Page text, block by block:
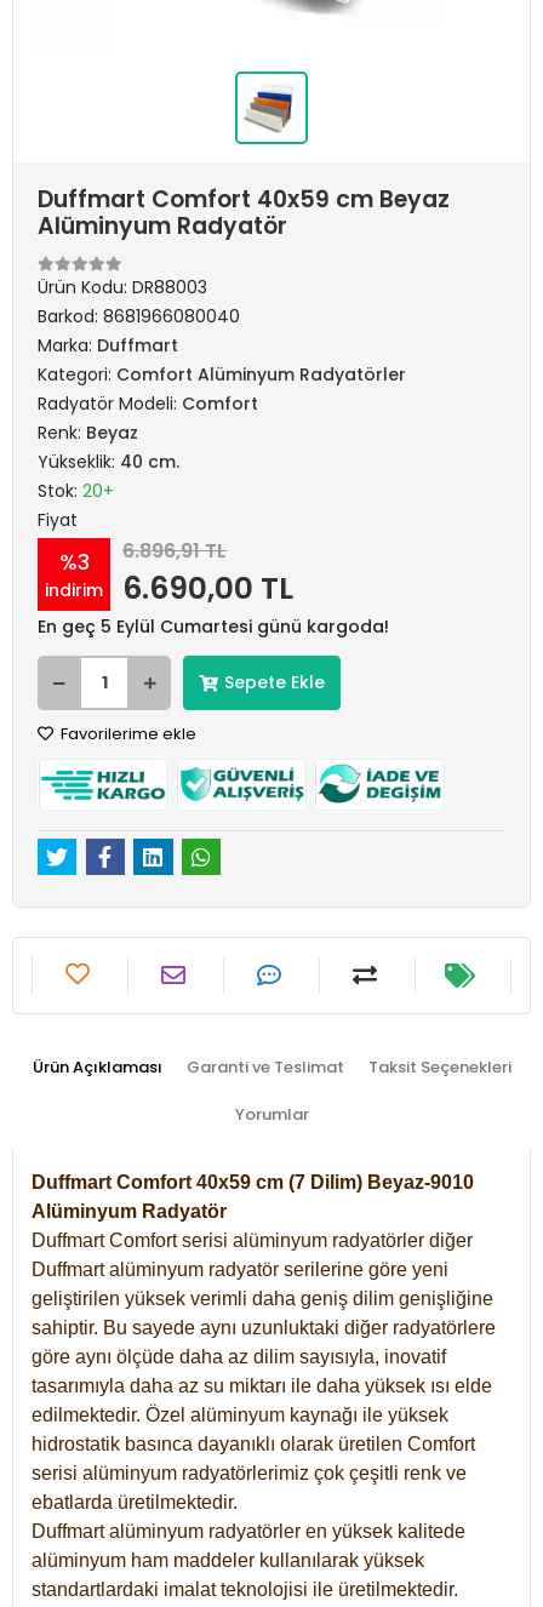
Duffmart Comfort 40x59 cm Beyaz
Alüminyum Radyatör
Ürün Kodu: DR88003
Barkod: 8681966080040
Marka: Duffmart
Kategori: Comfort Alüminyum Radyatörler
Radyatör Modeli: Comfort
Renk: Beyaz
Yükseklik: 40 cm.
Stok: 20+
Fiyat
%3
indirim
6.896,91 TL
6.690,00 TL
En geç 5 Eylül Cumartesi günü kargoda!
Sepete Ekle
Favorilerime ekle
Ürün Açıklaması Garanti ve Teslimat Taksit Seçenekleri
Yorumlar
Duffmart Comfort 40x59 cm (7 Dilim) Beyaz-9010
Alüminyum Radyatör
Duffmart Comfort serisi alüminyum radyatörler diğer
Duffmart alüminyum radyatör serilerine göre yeni
geliştirilen yüksek verimli daha geniş dilim genişliğine
sahiptir. Bu sayede aynı uzunluktaki diğer radyatörlere
göre aynı ölçüde daha az dilim sayısıyla, inovatif
tasarımıyla daha az su miktarı ile daha yüksek ısı elde
edilmektedir. Özel alüminyum kaynağı ile yüksek
hidrostatik basınca dayanıklı olarak üretilen Comfort
serisi alüminyum radyatörlerimiz çok çeşitli renk ve
ebatlarda üretilmektedir.
Duffmart alüminyum radyatörler en yüksek kalitede
alüminyum ham maddeler kullanılarak yüksek
standartlardaki imalat teknolojisi ile üretilmektedir.